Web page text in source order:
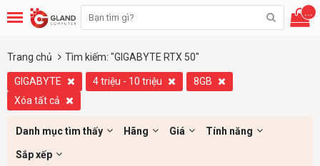
...
Trang chủ Tìm kiếm: "GIGABYTE RTX 50"
GIGABYTE 4 triệu - 10 triệu
8GB
Xóa tất cả
Danh mục tìm thấy Hãng Giá Tính năng
Sắp xếp